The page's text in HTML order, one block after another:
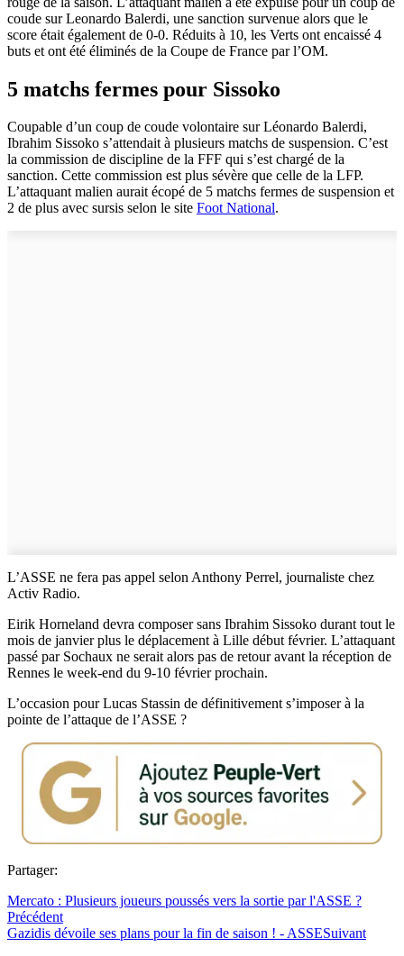
coude sur Leonardo Balerdi, une sanction survenue alors que le
score était également de 0-0. Réduits à 10, les Verts ont encaissé 4
buts et ont été éliminés de la Coupe de France par l’OM.
5 matchs fermes pour Sissoko
Coupable d’un coup de coude volontaire sur Léonardo Balerdi,
Ibrahim Sissoko s’attendait à plusieurs matchs de suspension. C’est
la commission de discipline de la FFF qui s’est chargé de la
sanction. Cette commission est plus sévère que celle de la LFP.
L’attaquant malien aurait écopé de 5 matchs fermes de suspension et
2 de plus avec sursis selon le site Foot National.
L’ASSE ne fera pas appel selon Anthony Perrel, journaliste chez
Activ Radio.
Eirik Horneland devra composer sans Ibrahim Sissoko durant tout le
mois de janvier plus le déplacement à Lille début février. L’attaquant
passé par Sochaux ne serait alors pas de retour avant la réception de
Rennes le week-end du 9-10 février prochain.
L’occasion pour Lucas Stassin de définitivement s’imposer à la
pointe de l’attaque de l’ASSE ?
Partager:
Mercato : Plusieurs joueurs poussés vers la sortie par l'ASSE ?
Précédent
Gazidis dévoile ses plans pour la fin de saison ! - ASSESuivant